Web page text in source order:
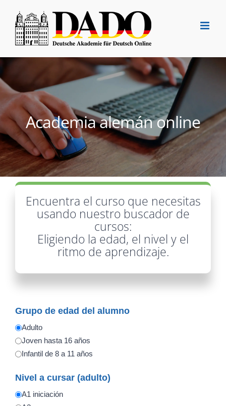
contenido
Academia alemán online
Encuentra el curso que necesitas
usando nuestro buscador de
cursos:
Eligiendo la edad, el nivel y el
ritmo de aprendizaje.
Grupo de edad del alumno
Adulto
Joven hasta 16 años
Infantil de 8 a 11 años
Nivel a cursar (adulto)
A1 iniciación